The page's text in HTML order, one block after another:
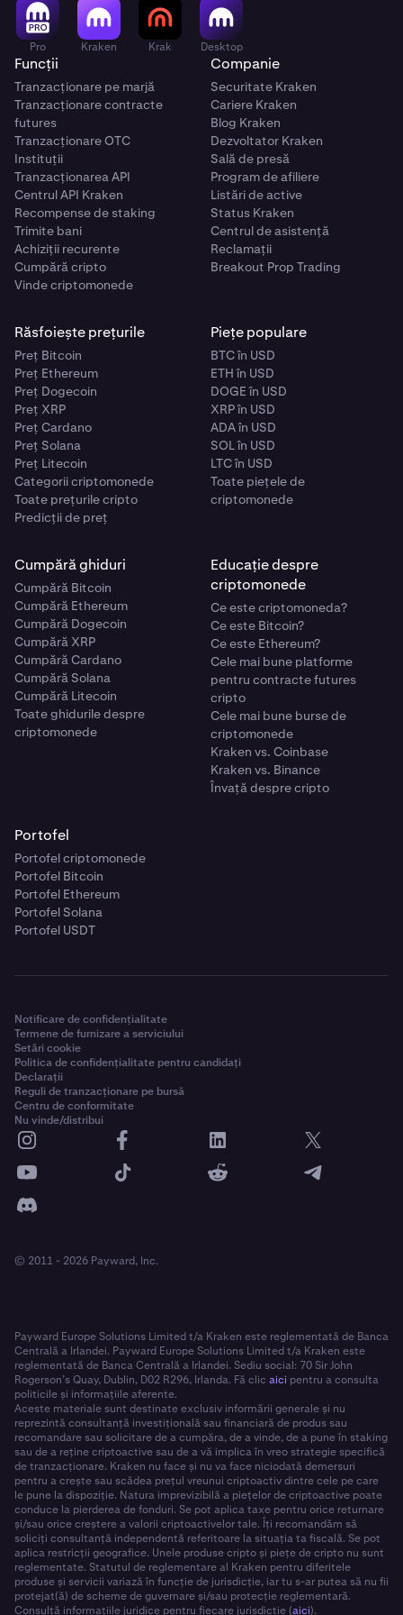
Pro Kraken Krak Desktop
Funcții
Tranzacționare pe marjă
Tranzacționare contracte
futures
Tranzacționare OTC
Instituții
Tranzacționarea API
Centrul API Kraken
Recompense de staking
Trimite bani
Achiziții recurente
Cumpără cripto
Vinde criptomonede
Companie
Securitate Kraken
Cariere Kraken
Blog Kraken
Dezvoltator Kraken
Sală de presă
Program de afiliere
Listări de active
Status Kraken
Centrul de asistență
Reclamații
Breakout Prop Trading
Răsfoiește prețurile
Preț Bitcoin
Preț Ethereum
Preț Dogecoin
Preț XRP
Preț Cardano
Preț Solana
Preț Litecoin
Categorii criptomonede
Toate prețurile cripto
Predicții de preț
Piețe populare
BTC în USD
ETH în USD
DOGE în USD
XRP în USD
ADA în USD
SOL în USD
LTC în USD
Toate piețele de
criptomonede
Cumpără ghiduri
Cumpără Bitcoin
Cumpără Ethereum
Cumpără Dogecoin
Cumpără XRP
Cumpără Cardano
Cumpără Solana
Cumpără Litecoin
Toate ghidurile despre
criptomonede
Educație despre
criptomonede
Ce este criptomoneda?
Ce este Bitcoin?
Ce este Ethereum?
Cele mai bune platforme
pentru contracte futures
cripto
Cele mai bune burse de
criptomonede
Kraken vs. Coinbase
Kraken vs. Binance
Învață despre cripto
Portofel
Portofel criptomonede
Portofel Bitcoin
Portofel Ethereum
Portofel Solana
Portofel USDT
Notificare de confidențialitate
Termene de furnizare a serviciului
Setări cookie
Politica de confidențialitate pentru candidați
Declarații
Reguli de tranzacționare pe bursă
Centru de conformitate
Nu vinde/distribui
© 2011 - 2026 Payward, Inc.
Payward Europe Solutions Limited t/a Kraken este reglementată de Banca
Centrală a Irlandei. Payward Europe Solutions Limited t/a Kraken este
reglementată de Banca Centrală a Irlandei. Sediu social: 70 Sir John
Rogerson’s Quay, Dublin, D02 R296, Irlanda. Fă clic aici pentru a consulta
politicile și informațiile aferente.
Aceste materiale sunt destinate exclusiv informării generale și nu
reprezintă consultanță investițională sau financiară de produs sau
recomandare sau solicitare de a cumpăra, de a vinde, de a pune în staking
sau de a reține criptoactive sau de a vă implica în vreo strategie specifică
de tranzacționare. Kraken nu face și nu va face niciodată demersuri
pentru a crește sau scădea prețul vreunui criptoactiv dintre cele pe care
le pune la dispoziție. Natura imprevizibilă a piețelor de criptoactive poate
conduce la pierderea de fonduri. Se pot aplica taxe pentru orice returnare
și/sau orice creștere a valorii criptoactivelor tale. Îți recomandăm să
soliciți consultanță independentă referitoare la situația ta fiscală. Se pot
aplica restricții geografice. Unele produse cripto și piețe de cripto nu sunt
reglementate. Statutul de reglementare al Kraken pentru diferitele
produse și servicii variază în funcție de jurisdicție, iar tu s-ar putea să nu fii
protejat(ă) de scheme de guvernare și/sau protecție reglementară.
Consultă informațiile juridice pentru fiecare jurisdicție (aici).